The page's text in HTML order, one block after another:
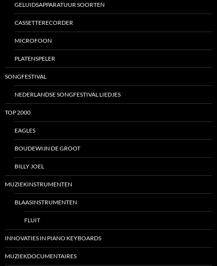
GELUIDSAPPARATUUR SOORTEN
CASSETTERECORDER
MICROFOON
PLATENSPELER
SONGFESTIVAL
NEDERLANDSE SONGFESTIVAL LIEDJES
TOP 2000
EAGLES
BOUDEWIJN DE GROOT
BILLY JOEL
MUZIEKINSTRUMENTEN
BLAASINSTRUMENTEN
FLUIT
INNOVATIES IN PIANO KEYBOARDS
MUZIEKDOCUMENTAIRES